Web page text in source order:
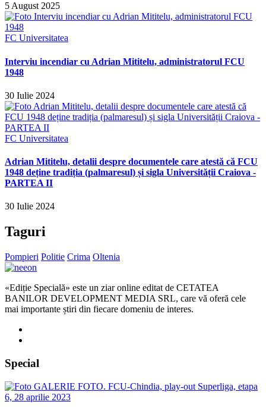
5 August 2025
FC Universitatea
Interviu incendiar cu Adrian Mititelu, administratorul FCU
1948
30 Iulie 2024
FC Universitatea
Adrian Mititelu, detalii despre documentele care atestă că FCU
1948 deține tradiția (palmaresul) și sigla Universității Craiova -
PARTEA II
30 Iulie 2024
Taguri
Pompieri Politie Crima Oltenia
«Ediție Specială» este un ziar online editat de CETATEA
BANILOR DEVELOPMENT MEDIA SRL, care vă oferă cele
mai importante știri din fiecare domeniu de interes.
Special